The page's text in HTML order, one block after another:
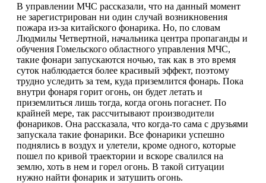
В управлении МЧС рассказали, что на данный момент
не зарегистрирован ни один случай возникновения
пожара из-за китайского фонарика. Но, по словам
Людмилы Четвертной, начальника центра пропаганды и
обучения Гомельского областного управления МЧС,
такие фонари запускаются ночью, так как в это время
суток наблюдается более красивый эффект, поэтому
трудно уследить за тем, куда приземлится фонарь. Пока
внутри фонаря горит огонь, он будет летать и
приземлиться лишь тогда, когда огонь погаснет. По
крайней мере, так рассчитывают производители
фонариков. Она рассказала, что когда-то сама с друзьями
запускала такие фонарики. Все фонарики успешно
поднялись в воздух и улетели, кроме одного, которые
пошел по кривой траектории и вскоре свалился на
землю, хоть в нем и горел огонь. В такой ситуации
нужно найти фонарик и затушить огонь.